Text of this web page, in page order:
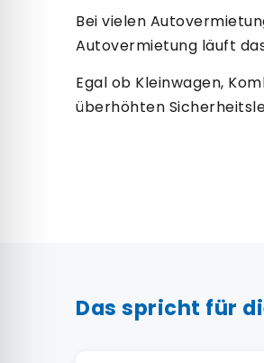
Bei vielen
Autovermietung läuft
Egal ob Kleinwagen,
überhöhten
Das spricht für